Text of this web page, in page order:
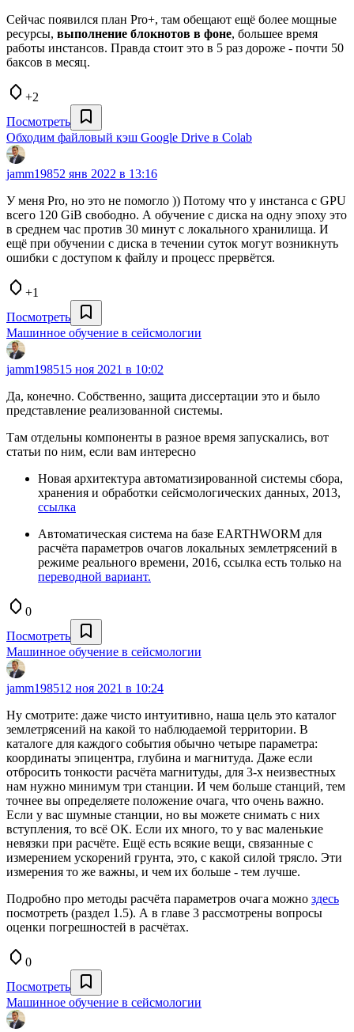
Сейчас появился план Pro+, там обещают ещё более мощные
ресурсы, выполнение блокнотов в фоне, большее время
работы инстансов. Правда стоит это в 5 раз дороже - почти 50
баксов в месяц.
+2
Посмотреть
Обходим файловый кэш Google Drive в Colab
jamm19852 янв 2022 в 13:16
У меня Pro, но это не помогло )) Потому что у инстанса с GPU
всего 120 GiB свободно. А обучение с диска на одну эпоху это
в среднем час против 30 минут с локального хранилища. И
ещё при обучении с диска в течении суток могут возникнуть
ошибки с доступом к файлу и процесс прервётся.
+1
Посмотреть
Машинное обучение в сейсмологии
jamm198515 ноя 2021 в 10:02
Да, конечно. Собственно, защита диссертации это и было
представление реализованной системы.
Там отдельны компоненты в разное время запускались, вот
статьи по ним, если вам интересно
Новая архитектура автоматизированной системы сбора,
хранения и обработки сейсмологических данных, 2013,
ссылка
Автоматическая система на базе EARTHWORM для
расчёта параметров очагов локальных землетрясений в
режиме реального времени, 2016, ссылка есть только на
переводной вариант.
0
Посмотреть
Машинное обучение в сейсмологии
jamm198512 ноя 2021 в 10:24
Ну смотрите: даже чисто интуитивно, наша цель это каталог
землетрясений на какой то наблюдаемой территории. В
каталоге для каждого события обычно четыре параметра:
координаты эпицентра, глубина и магнитуда. Даже если
отбросить тонкости расчёта магнитуды, для 3-х неизвестных
нам нужно минимум три станции. И чем больше станций, тем
точнее вы определяете положение очага, что очень важно.
Если у вас шумные станции, но вы можете снимать с них
вступления, то всё ОК. Если их много, то у вас маленькие
невязки при расчёте. Ещё есть всякие вещи, связанные с
измерением ускорений грунта, это, с какой силой трясло. Эти
измерения то же важны, и чем их больше - тем лучше.
Подробно про методы расчёта параметров очага можно здесь
посмотреть (раздел 1.5). А в главе 3 рассмотрены вопросы
оценки погрешностей в расчётах.
0
Посмотреть
Машинное обучение в сейсмологии